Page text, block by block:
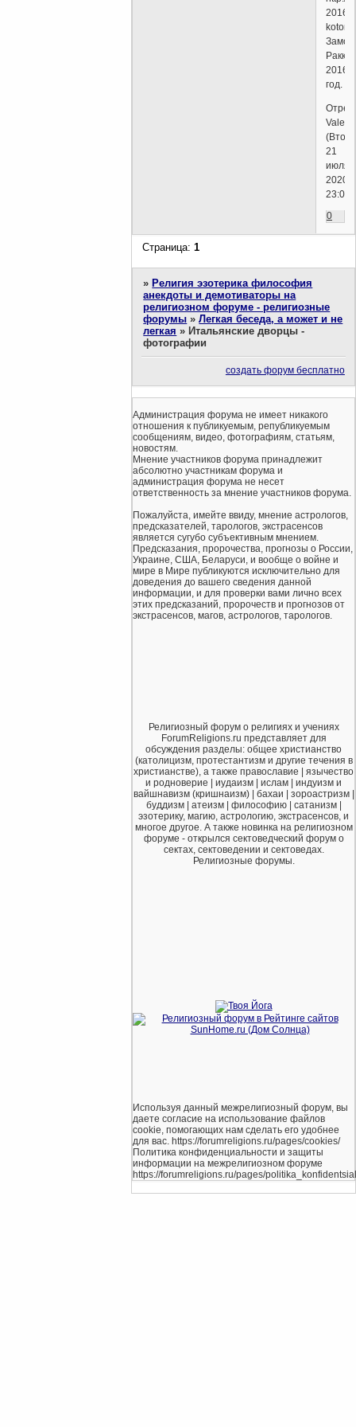
Замок
2016
год.
21
июля,
2020г.
23:01)
0
Страница:1
» Религия эзотерика философия
анекдоты и демотиваторы на
религиозном форуме - религиозные
форумы »Легкая беседа, а может и не
легкая » Итальянские дворцы -
фотографии
создать форум бесплатно
Администрация форума не имеет никакого
отношения к публикуемым, републикуемым
сообщениям, видео, фотографиям, статьям,
новостям.
Мнение участников форума принадлежит
абсолютно участникам форума и
администрация форума не несет
ответственность за мнение участников форума.
Пожалуйста, имейте ввиду, мнение астрологов,
предсказателей, тарологов, экстрасенсов
является сугубо субъективным мнением.
Предсказания, пророчества, прогнозы о России,
Украине, США, Беларуси, и вообще о войне и
мире в Мире публикуются исключительно для
доведения до вашего сведения данной
информации, и для проверки вами лично всех
этих предсказаний, пророчеств и прогнозов от
экстрасенсов, магов, астрологов, тарологов.
Религиозный форум о религиях и учениях
ForumReligions.ru представляет для
обсуждения разделы: общее христианство
(католицизм, протестантизм и другие течения в
христианстве), а также православие | язычество
и родноверие | иудаизм | ислам | индуизм и
вайшнавизм (кришнаизм) | бахаи | зороастризм |
буддизм | атеизм | философию | сатанизм |
эзотерику, магию, астрологию, экстрасенсов, и
многое другое. А также новинка на религиозном
форуме - открылся сектоведческий форум о
сектах, сектоведении и сектоведах.
Религиозные форумы.
Используя данный межрелигиозный форум, вы
даете согласие на использование файлов
cookie, помогающих нам сделать его удобнее
для вас. https://forumreligions.ru/pages/cookies/
Политика конфиденциальности и защиты
информации на межрелигиозном форуме
https://forumreligions.ru/pages/